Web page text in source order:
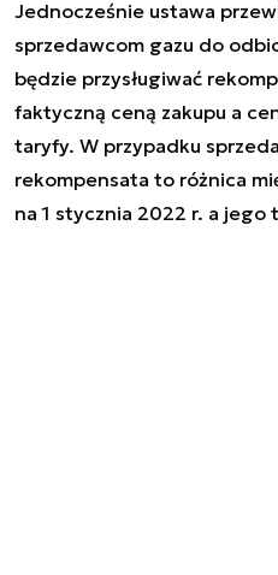
Jednocześnie ustawa
sprzedawcom gazu do
będzie przysługiwać
faktyczną ceną zakupu a
taryfy. W przypadku
rekompensata to różnica
na 1 stycznia 2022 r. a jego